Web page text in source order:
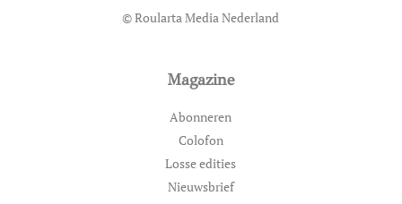
© Roularta Media Nederland
Magazine
Abonneren
Colofon
Losse edities
Nieuwsbrief